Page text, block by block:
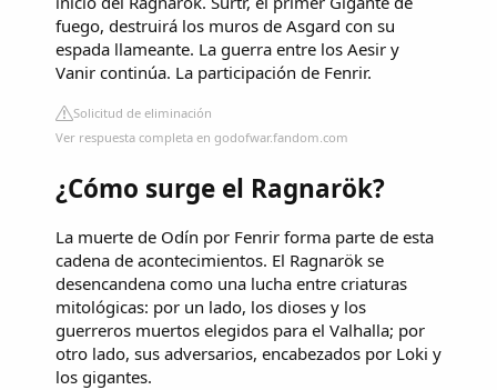
fuego, destruirá los muros de Asgard con su
espada llameante. La guerra entre los Aesir y
Vanir continúa. La participación de Fenrir.
Solicitud de eliminación
Ver respuesta completa en godofwar.fandom.com
¿Cómo surge el Ragnarök?
La muerte de Odín por Fenrir forma parte de esta
cadena de acontecimientos. El Ragnarök se
desencandena como una lucha entre criaturas
mitológicas: por un lado, los dioses y los
guerreros muertos elegidos para el Valhalla; por
otro lado, sus adversarios, encabezados por Loki y
los gigantes.